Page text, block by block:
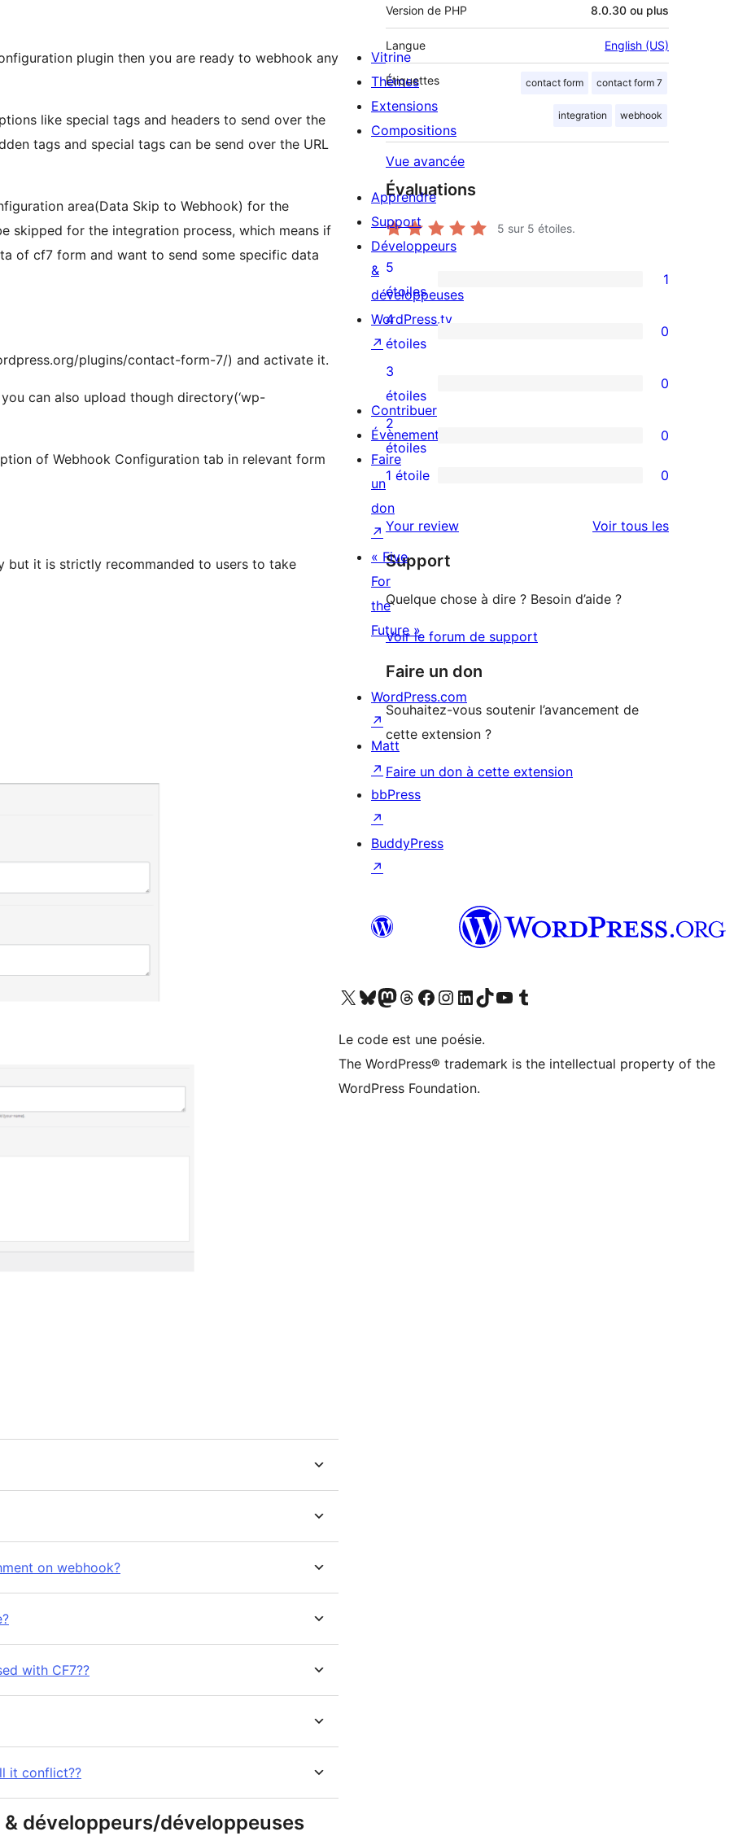
plugin then you are ready to webhook any
like special tags and headers to send over the
tags and special tags can be send over the URL
area(Data Skip to Webhook) for the
for the integration process, which means if
of cf7 form and want to send some specific data
plugins/contact-form-7/) and activate it.
can also upload though directory(‘wp-
of Webhook Configuration tab in relevant form
but it is strictly recommanded to users to take
on webhook?
with CF7??
it conflict??
développeurs/développeuses
Version de PHP 8.0.30 ou plus
Langue English (US)
Étiquettes contact form contact form 7
integration webhook
Vue avancée
Évaluations
5 sur 5 étoiles.
1
avis
à
5
étoile
5
étoiles
1
0
avis
à
4
étoile
4
étoiles
0
0
avis
à
3
étoile
3
étoiles
0
0
avis
à
2
2
étoiles
0
0
avis
à
1
étoile
1 étoile 0
Your review Voir tous lesavis
Support
Quelque chose à dire ? Besoin d’aide ?
Voir le forum de support
Faire un don
Souhaitez-vous soutenir l’avancement de
cette extension ?
Faire un don à cette extension
Vitrine
Thèmes
Extensions
Compositions
Apprendre
Support
Développeurs
&
développeuses
WordPress.tv
↗
Contribuer
Évènements
Faire
un
don
↗
« Five
For
the
Future »
WordPress.com
↗
Matt
↗
bbPress
↗
BuddyPress
↗
Visitez notre compte X (précédemment Twitter)
Visiter notre compte Bluesky
Visiter notre compte Mastodon
Visiter notre compte Threads
Consulter notre compte Facebook
Consulter notre compte Instagram
Consulter notre compte LinkedIn
Visiter notre compte TokTok
Visiter notre chaîne YouTube
Visiter notre compte Tumblr
Le code est une poésie.
The WordPress® trademark is the intellectual property of the
WordPress Foundation.